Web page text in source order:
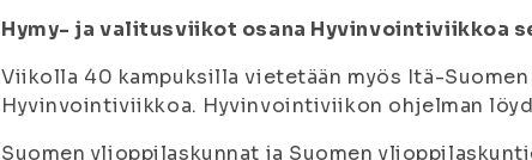
Hymy- ja valitusviikot osana Hyvinvointiviikkoa
Viikolla 40 kampuksilla vietetään myös Itä-
Hyvinvointiviikkoa. Hyvinvointiviikon ohjelman
Suomen ylioppilaskunnat ja Suomen